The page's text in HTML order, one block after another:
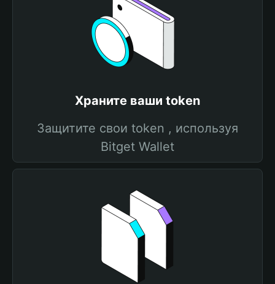
Храните ваши token
Защитите свои token , используя
Bitget Wallet